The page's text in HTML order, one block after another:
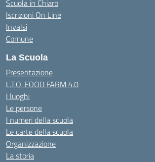
Scuola in Chiaro
Iscrizioni On Line
Invalsi
Comune
La Scuola
Presentazione
L.T.O. FOOD FARM 4.0
I luoghi
Le persone
I numeri della scuola
Le carte della scuola
Organizzazione
La storia